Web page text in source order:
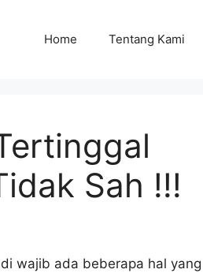
Home Tentang Kami
Sah !!!
wajib ada beberapa hal yang